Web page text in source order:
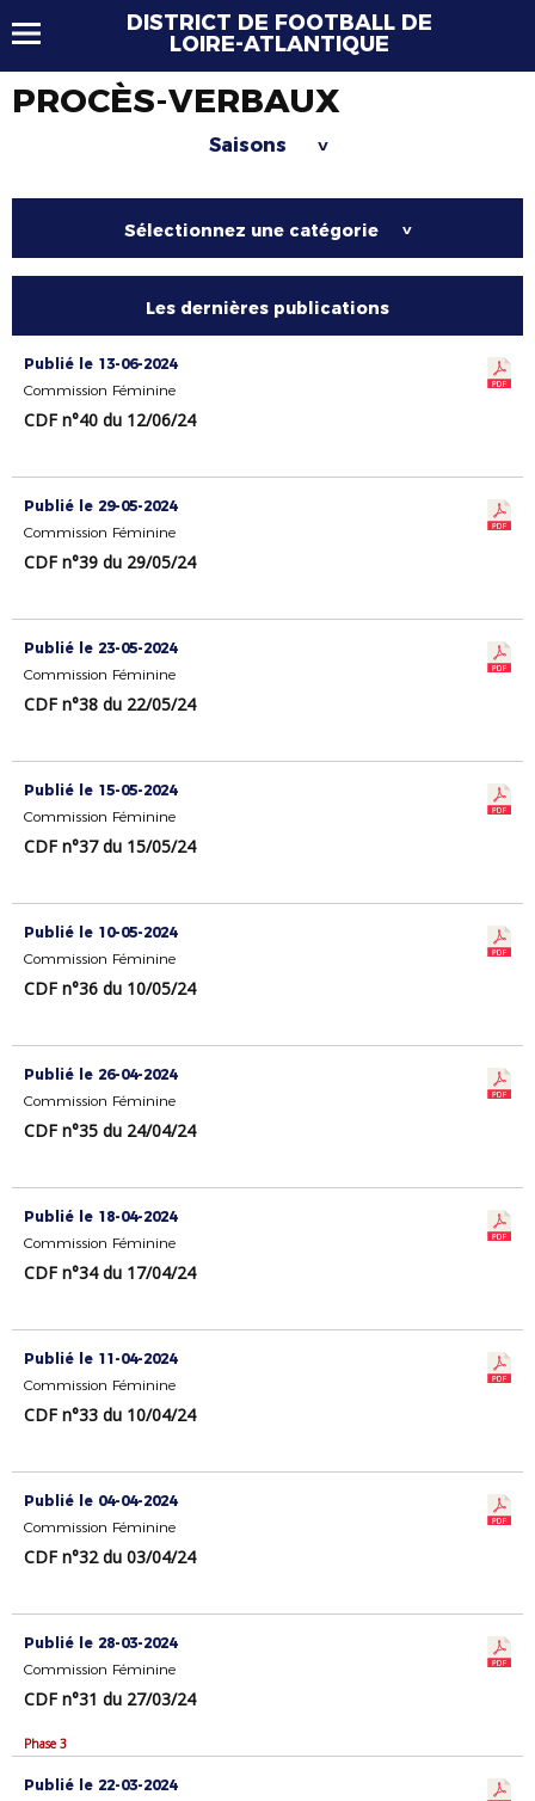
DISTRICT DE FOOTBALL DE
LOIRE-ATLANTIQUE
PROCÈS-VERBAUX
Saisons >
Sélectionnez une catégorie >
Les dernières publications
Publié le 13-06-2024
Commission Féminine
CDF n°40 du 12/06/24
Publié le 29-05-2024
Commission Féminine
CDF n°39 du 29/05/24
Publié le 23-05-2024
Commission Féminine
CDF n°38 du 22/05/24
Publié le 15-05-2024
Commission Féminine
CDF n°37 du 15/05/24
Publié le 10-05-2024
Commission Féminine
CDF n°36 du 10/05/24
Publié le 26-04-2024
Commission Féminine
CDF n°35 du 24/04/24
Publié le 18-04-2024
Commission Féminine
CDF n°34 du 17/04/24
Publié le 11-04-2024
Commission Féminine
CDF n°33 du 10/04/24
Publié le 04-04-2024
Commission Féminine
CDF n°32 du 03/04/24
Publié le 28-03-2024
Commission Féminine
CDF n°31 du 27/03/24
Phase 3
Publié le 22-03-2024